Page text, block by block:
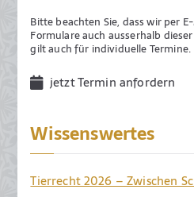
i
2
1
Bitte beachten Sie, dass wir per
Formulare auch ausserhalb
gilt auch für individuelle Termine.
jetzt Termin anfordern
Wissenswertes
Tierrecht 2026 – Zwischen